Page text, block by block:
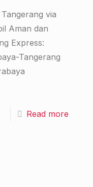
via
Aman dan
Express:
Tangerang
Read more